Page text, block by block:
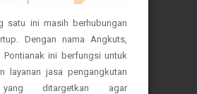
satu ini masih berhubungan
Dengan nama Angkuts,
Pontianak ini berfungsi untuk
layanan jasa pengangkutan
ditargetkan agar